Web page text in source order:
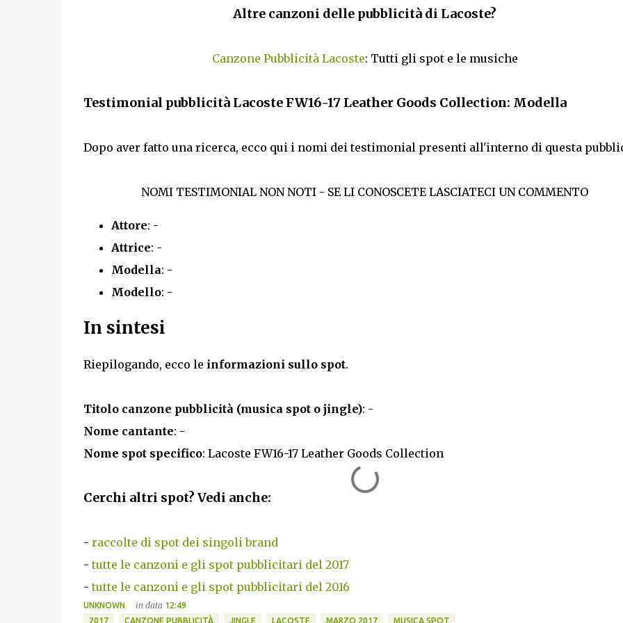
Altre canzoni delle pubblicità di Lacoste?
Canzone Pubblicità Lacoste: Tutti gli spot e le musiche
Testimonial pubblicità Lacoste FW16-17 Leather Goods Collection: Modella
Dopo aver fatto una ricerca, ecco qui i nomi dei testimonial presenti all'interno di questa
NOMI TESTIMONIAL NON NOTI - SE LI CONOSCETE LASCIATECI UN COMMENTO
Attore: -
Attrice: -
Modella: -
Modello: -
In sintesi
Riepilogando, ecco le informazioni sullo spot.
Titolo canzone pubblicità (musica spot o jingle): -
Nome cantante: -
Nome spot specifico: Lacoste FW16-17 Leather Goods Collection
Cerchi altri spot? Vedi anche:
- raccolte di spot dei singoli brand
-tutte le canzoni e gli spot pubblicitari del 2017
-tutte le canzoni e gli spot pubblicitari del 2016
UNKNOWN in data 12:49
2017
CANZONE PUBBLICITÀ JINGLE LACOSTE MARZO 2017 MUSICA SPOT